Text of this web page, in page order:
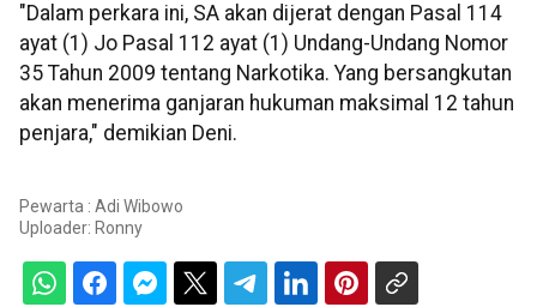
"Dalam perkara ini, SA akan dijerat dengan Pasal 114
ayat (1) Jo Pasal 112 ayat (1) Undang-Undang Nomor
35 Tahun 2009 tentang Narkotika. Yang bersangkutan
akan menerima ganjaran hukuman maksimal 12 tahun
penjara," demikian Deni.
Pewarta : Adi Wibowo
Uploader: Ronny